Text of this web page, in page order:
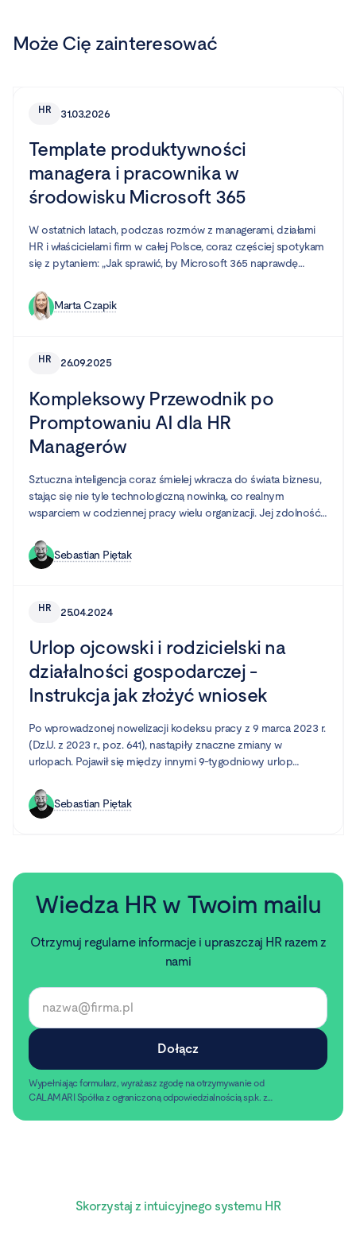
Może Cię zainteresować
HR 31.03.2026
Template produktywności
managera i pracownika w
środowisku Microsoft 365
W ostatnich latach, podczas rozmów z managerami, działami
HR i właścicielami firm w całej Polsce, coraz częściej spotykam
się z pytaniem: „Jak sprawić, by Microsoft 365 naprawdę
nich korzysta z tego ekosystemu, ale często nawyki i sposób
pracy sprawiają, że potencjał narzędzi pozostaje
na produktywność przez pryzmat dobrze zaprojektowanego
Marta Czapik
HR 26.09.2025
Kompleksowy Przewodnik po
Promptowaniu AI dla HR
Managerów
Sztuczna inteligencja coraz śmielej wkracza do świata biznesu,
stając się nie tyle technologiczną nowinką, co realnym
wsparciem w codziennej pracy wielu organizacji. Jej zdolność
automatyzacji żmudnych, manualnych procesów pozwala
firmom działać efektywniej. Jednym z obszarów, który może w
Sebastian Piętak
HR 25.04.2024
Urlop ojcowski i rodzicielski na
działalności gospodarczej -
Instrukcja jak złożyć wniosek
Po wprowadzonej nowelizacji kodeksu pracy z 9 marca 2023 r.
(Dz.U. z 2023 r., poz. 641), nastąpiły znaczne zmiany w
urlopach. Pojawił się między innymi 9-tygodniowy urlop
urlop opiekuńczy.
Sebastian Piętak
Wiedza HR w Twoim mailu
Otrzymuj regularne informacje i upraszczaj HR razem z
nami
Wypełniając formularz, wyrażasz zgodę na otrzymywanie od
CALAMARI Spółka z ograniczoną odpowiedzialnością sp.k. z
Skorzystaj z intuicyjnego systemu HR